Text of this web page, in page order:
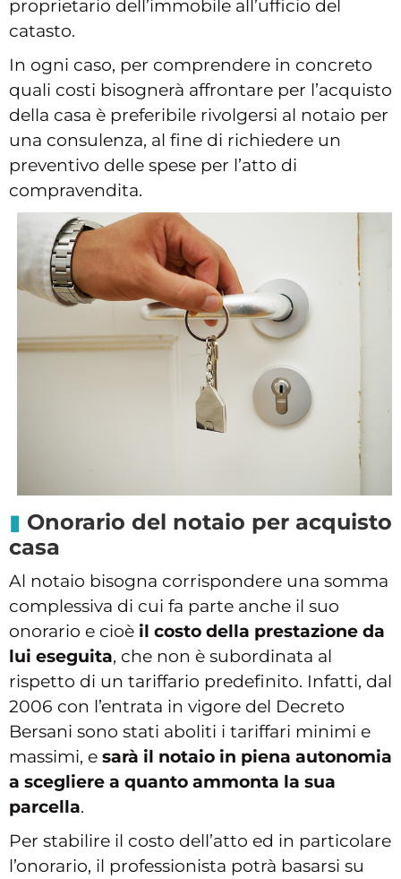
proprietario dell’immobile all’ufficio del
catasto.
In ogni caso, per comprendere in concreto
quali costi bisognerà affrontare per l’acquisto
della casa è preferibile rivolgersi al notaio per
una consulenza, al fine di richiedere un
preventivo delle spese per l’atto di
compravendita.
Onorario del notaio per acquisto
casa
Al notaio bisogna corrispondere una somma
complessiva di cui fa parte anche il suo
onorario e cioè il costo della prestazione da
lui eseguita, che non è subordinata al
rispetto di un tariffario predefinito. Infatti, dal
2006 con l’entrata in vigore del Decreto
Bersani sono stati aboliti i tariffari minimi e
massimi, e sarà il notaio in piena autonomia
a scegliere a quanto ammonta la sua
parcella.
Per stabilire il costo dell’atto ed in particolare
l’onorario, il professionista potrà basarsi su